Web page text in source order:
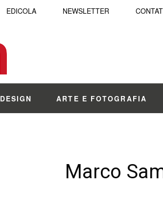
EDICOLA NEWSLETTER
DESIGN ARTE E FOTOGRAFIA
Marco